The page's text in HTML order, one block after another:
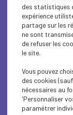
Au
: «
renouvellement
organisations
2: « A CHACUN
Pennel, président
des statistiques
expérience
partage sur les
ne sont
de refuser les
le site.
Vous pouvez
des cookies
nécessaires au
'Personnaliser
paramétrer